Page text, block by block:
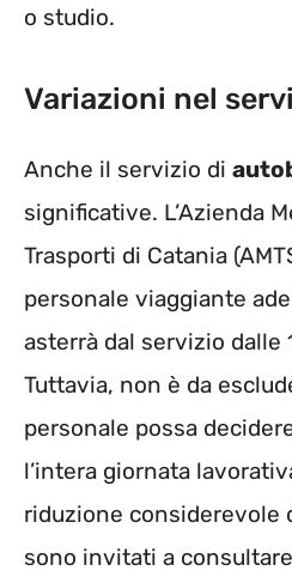
o studio.
Variazioni nel
Anche il servizio di
significative. L’Azienda
Trasporti di Catania
personale viaggiante
asterrà dal servizio dalle
Tuttavia, non è da
personale possa
l’intera giornata
riduzione considerevole
sono invitati a